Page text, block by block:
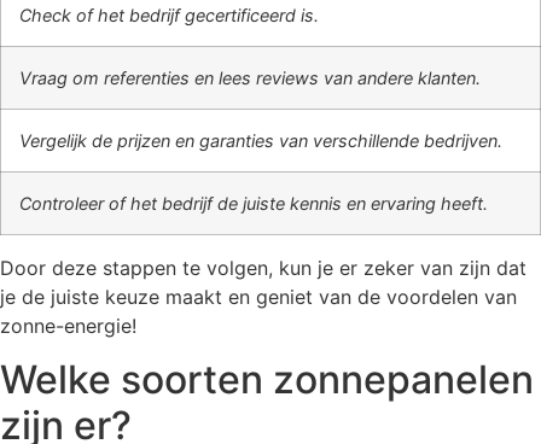
Check of het bedrijf gecertificeerd is.
Vraag om referenties en lees reviews van andere klanten.
Vergelijk de prijzen en garanties van verschillende bedrijven.
Controleer of het bedrijf de juiste kennis en ervaring heeft.
Door deze stappen te volgen, kun je er zeker van zijn dat
je de juiste keuze maakt en geniet van de voordelen van
zonne-energie!
Welke soorten zonnepanelen
zijn er?